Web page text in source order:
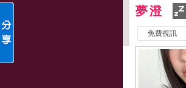
夢澄
免費視訊